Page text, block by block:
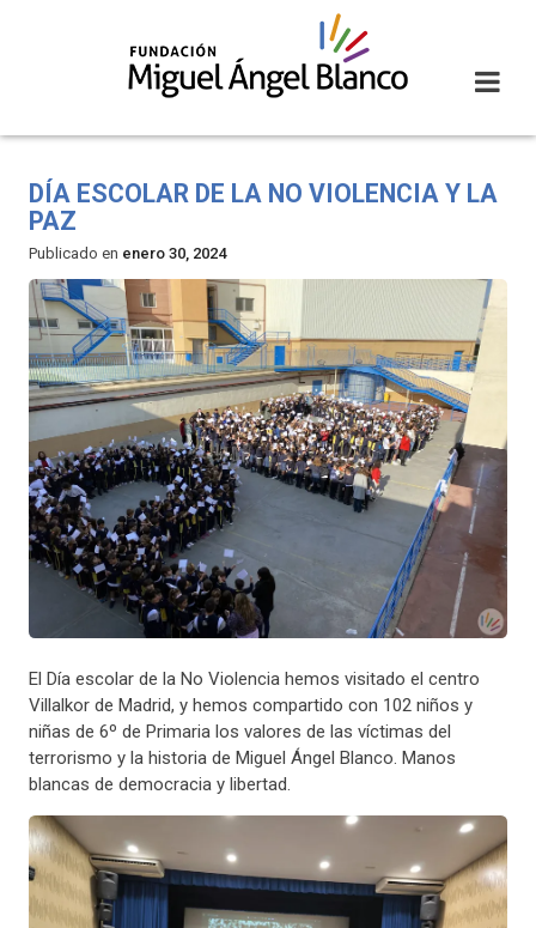
DÍA ESCOLAR DE LA NO VIOLENCIA Y LA
PAZ
Publicado en enero 30, 2024
El Día escolar de la No Violencia hemos visitado el centro
Villalkor de Madrid, y hemos compartido con 102 niños y
niñas de 6º de Primaria los valores de las víctimas del
terrorismo y la historia de Miguel Ángel Blanco. Manos
blancas de democracia y libertad.